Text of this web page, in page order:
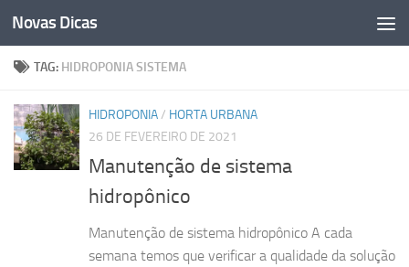
Skip to content
Novas Dicas
TAG: HIDROPONIA SISTEMA
HIDROPONIA/ HORTA URBANA
26 DE FEVEREIRO DE 2021
Manutenção de sistema
hidropônico
Manutenção de sistema hidropônico A cada
semana temos que verificar a qualidade da solução